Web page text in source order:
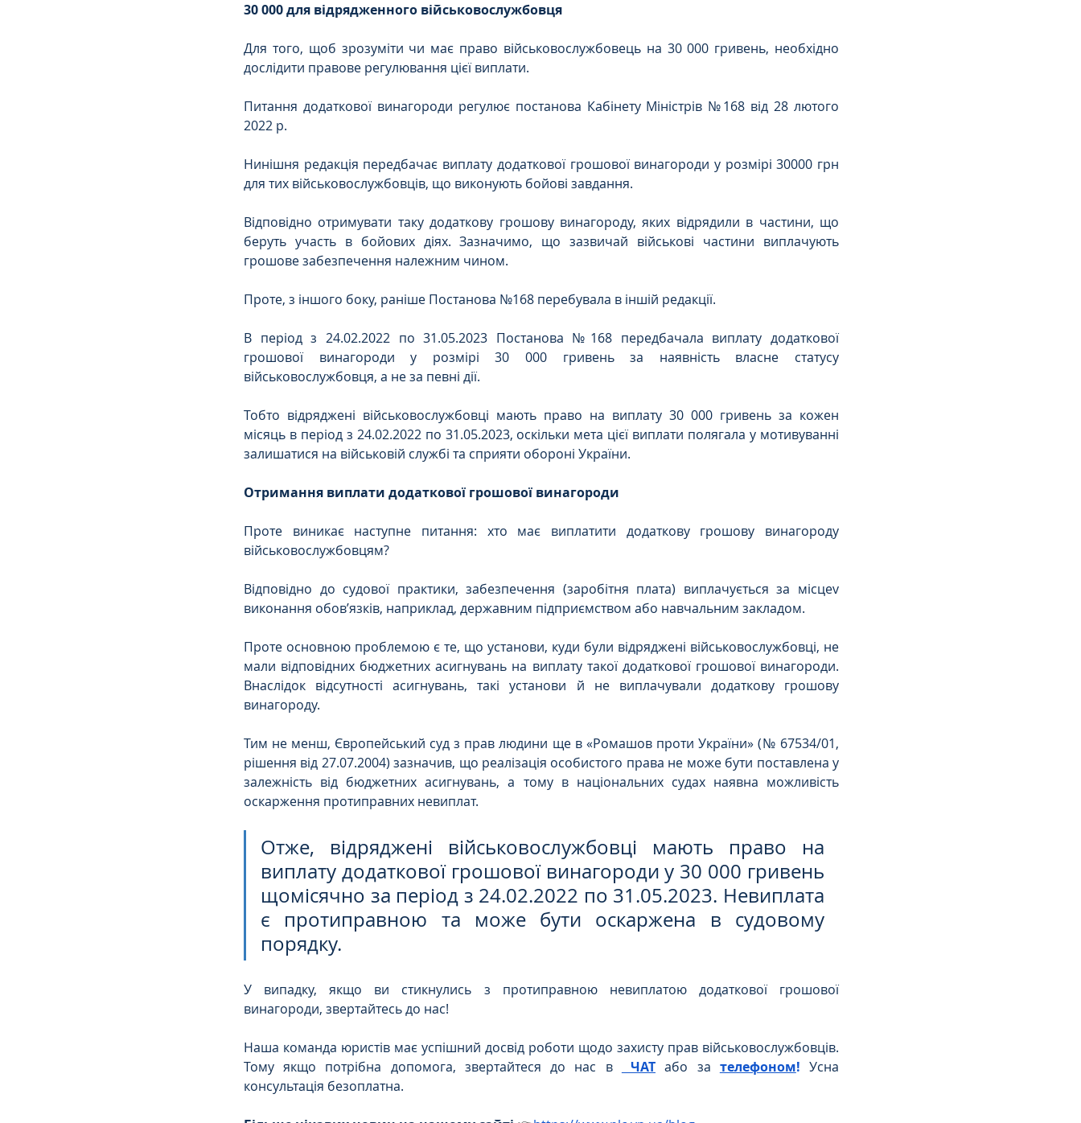
30 000 для відрядженного військовослужбовця
Для того, щоб зрозуміти чи має право військовослужбовець на 30 000 гривень, необхідно
дослідити правове регулювання цієї виплати.
Питання додаткової винагороди регулює постанова Кабінету Міністрів №168 від 28 лютого
2022 р.
Нинішня редакція передбачає виплату додаткової грошової винагороди у розмірі 30000 грн
для тих військовослужбовців, що виконують бойові завдання.
Відповідно отримувати таку додаткову грошову винагороду, яких відрядили в частини, що
беруть участь в бойових діях. Зазначимо, що зазвичай військові частини виплачують
грошове забезпечення належним чином.
Проте, з іншого боку, раніше Постанова №168 перебувала в іншій редакції.
В період з 24.02.2022 по 31.05.2023 Постанова №168 передбачала виплату додаткової
грошової винагороди у розмірі 30 000 гривень за наявність власне статусу
військовослужбовця, а не за певні дії.
Тобто відряджені військовослужбовці мають право на виплату 30 000 гривень за кожен
місяць в період з 24.02.2022 по 31.05.2023, оскільки мета цієї виплати полягала у мотивуванні
залишатися на військовій службі та сприяти обороні України.
Отримання виплати додаткової грошової винагороди
Проте виникає наступне питання: хто має виплатити додаткову грошову винагороду
військовослужбовцям?
Відповідно до судової практики, забезпечення (заробітня плата) виплачується за місцеv
виконання обов’язків, наприклад, державним підприємством або навчальним закладом.
Проте основною проблемою є те, що установи, куди були відряджені військовослужбовці, не
мали відповідних бюджетних асигнувань на виплату такої додаткової грошової винагороди.
Внаслідок відсутності асигнувань, такі установи й не виплачували додаткову грошову
винагороду.
Тим не менш, Європейський суд з прав людини ще в «Ромашов проти України» (№ 67534/01,
рішення від 27.07.2004) зазначив, що реалізація особистого права не може бути поставлена у
залежність від бюджетних асигнувань, а тому в національних судах наявна можливість
оскарження протиправних невиплат.
Отже, відряджені військовослужбовці мають право на
виплату додаткової грошової винагороди у 30 000 гривень
щомісячно за період з 24.02.2022 по 31.05.2023. Невиплата
є протиправною та може бути оскаржена в судовому
порядку.
У випадку, якщо ви стикнулись з протиправною невиплатою додаткової грошової
винагороди, звертайтесь до нас!
Наша команда юристів має успішний досвід роботи щодо захисту прав військовослужбовців.
Тому якщо потрібна допомога, звертайтеся до нас в
ЧАТ або за телефоном! Усна
консультація безоплатна.